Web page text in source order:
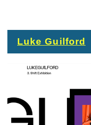
Luke Guilford